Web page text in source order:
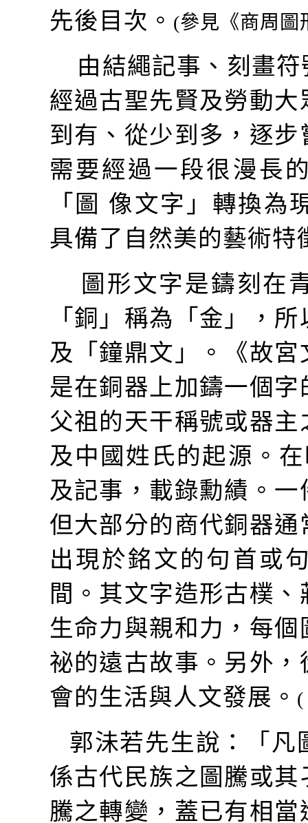
先後目次。 (參見《商周
由結繩記事、刻畫
經過古聖先賢及勞動
到有、從少到多，逐
需要經過一段很漫長
「圖 像文字」轉換為
具備了自然美的藝術特
圖形文字是鑄刻在
「銅」稱為「金」，
及「鐘鼎文」。《故
是在銅器上加鑄一個
父祖的天干稱號或器
及中國姓氏的起源。
及記事，載錄勳績。
但大部分的商代銅器
出現於銘文的句首或
間。其文字造形古樸
生命力與親和力，每
祕的遠古故事。另外
會的生活與人文發展。
郭沬若先生說：「凡
係古代民族之圖騰或
騰之轉變，蓋已有相